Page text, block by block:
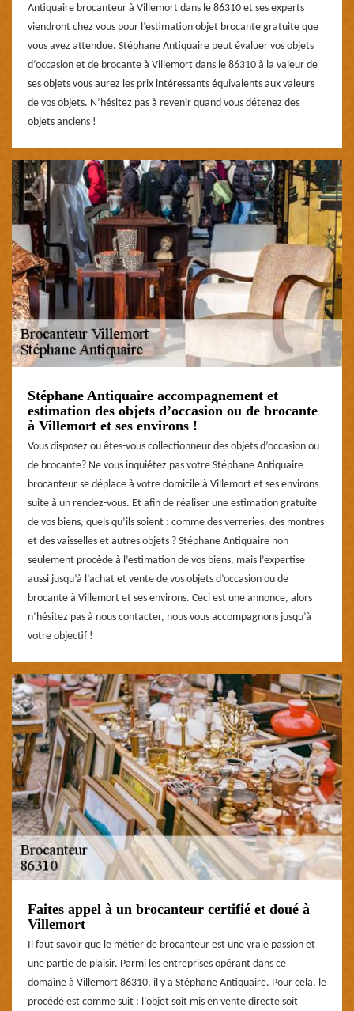
Antiquaire brocanteur à Villemort dans le 86310 et ses experts
viendront chez vous pour l’estimation objet brocante gratuite que
vous avez attendue. Stéphane Antiquaire peut évaluer vos objets
d’occasion et de brocante à Villemort dans le 86310 à la valeur de
ses objets vous aurez les prix intéressants équivalents aux valeurs
de vos objets. N’hésitez pas à revenir quand vous détenez des
objets anciens !
Stéphane Antiquaire accompagnement et
estimation des objets d’occasion ou de brocante
à Villemort et ses environs !
Vous disposez ou êtes-vous collectionneur des objets d’occasion ou
de brocante? Ne vous inquiétez pas votre Stéphane Antiquaire
brocanteur se déplace à votre domicile à Villemort et ses environs
suite à un rendez-vous. Et afin de réaliser une estimation gratuite
de vos biens, quels qu’ils soient : comme des verreries, des montres
et des vaisselles et autres objets ? Stéphane Antiquaire non
seulement procède à l’estimation de vos biens, mais l’expertise
aussi jusqu’à l’achat et vente de vos objets d’occasion ou de
brocante à Villemort et ses environs. Ceci est une annonce, alors
n’hésitez pas à nous contacter, nous vous accompagnons jusqu’à
votre objectif !
Faites appel à un brocanteur certifié et doué à
Villemort
Il faut savoir que le métier de brocanteur est une vraie passion et
une partie de plaisir. Parmi les entreprises opérant dans ce
domaine à Villemort 86310, il y a Stéphane Antiquaire. Pour cela, le
procédé est comme suit : l’objet soit mis en vente directe soit